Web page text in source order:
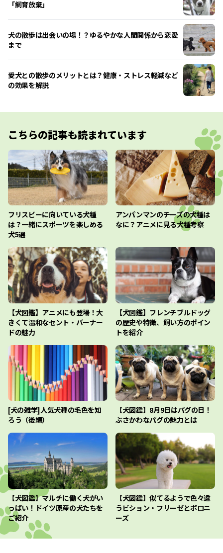
「飼育放棄」
犬の散歩は出会いの場！？ゆるやかな人間関係から恋愛
まで
愛犬との散歩のメリットとは？健康・ストレス軽減など
の効果を解説
こちらの記事も読まれています
フリスビーに向いている犬種
は？一緒にスポーツを楽しめる
犬5選
アンパンマンのチーズの犬種は
なに？アニメに見る犬種考察
【犬図鑑】アニメにも登場！大
きくて温和なセント・バーナー
ドの魅力
【犬図鑑】フレンチブルドッグ
の歴史や特徴、飼い方のポイン
トを紹介
[犬の雑学]人気犬種の毛色を知
ろう（後編）
【犬図鑑】8月9日はパグの日！
ぶさかわなパグの魅力とは
【犬図鑑】マルチに働く犬がい
っぱい！ドイツ原産の犬たちを
ご紹介
【犬図鑑】似てるようで色々違
うビション・フリーゼとボロニ
ーズ